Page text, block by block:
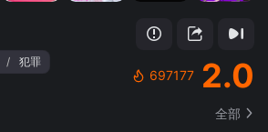
/ 犯罪
697177 2.0
全部